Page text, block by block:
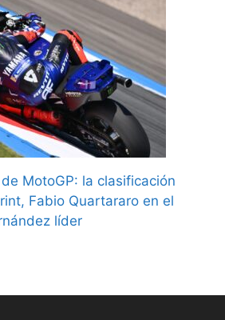
MotoGP: la clasificación
Fabio Quartararo en el
líder